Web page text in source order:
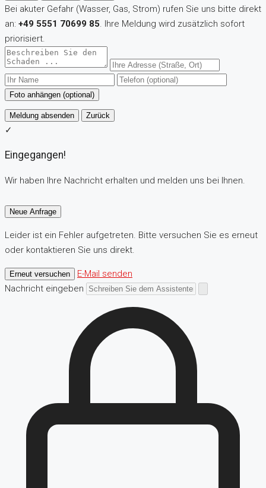
Bei akuter Gefahr (Wasser, Gas, Strom) rufen Sie uns bitte direkt
an: +49 5551 70699 85. Ihre Meldung wird zusätzlich sofort
priorisiert.
Foto anhängen (optional)
Meldung absenden Zurück
✓
Eingegangen!
Wir haben Ihre Nachricht erhalten und melden uns bei Ihnen.
Neue Anfrage
Leider ist ein Fehler aufgetreten. Bitte versuchen Sie es erneut
oder kontaktieren Sie uns direkt.
Erneut versuchen
E-Mail senden
Nachricht eingeben